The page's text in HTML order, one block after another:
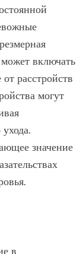
включать
расстройств
могут
значение
в